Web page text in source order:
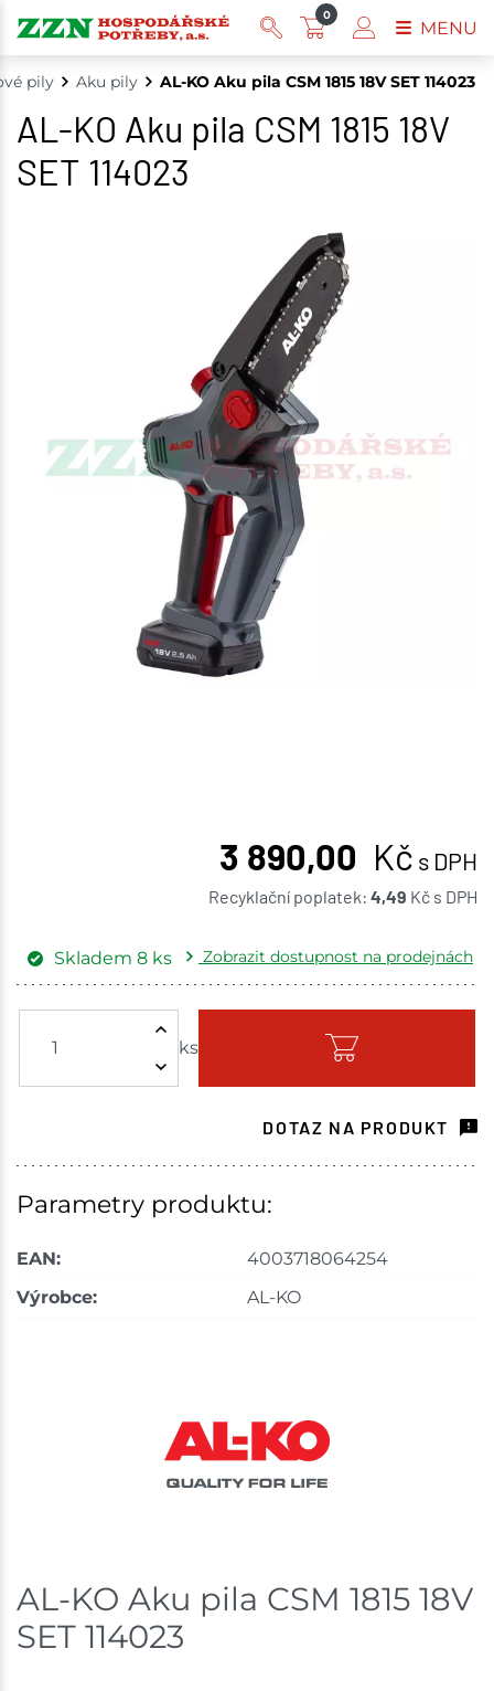
pily Aku pily AL-KO Aku pila CSM 1815 18V SET 114023
AL-KO Aku pila CSM 1815 18V
SET 114023
3 890,00 Kč s DPH
Recyklační poplatek: 4,49 Kč s DPH
ks
Skladem 8 ks
Zobrazit dostupnost na prodejnách
Skladem - ihned k odeslání
Choceň 1 ks
Skuteč
Skladem na prodejně - doručení do 7 dnů
Skladem na prodejně - doručení do 7 dnů
DOTAZ NA PRODUKT
Parametry produktu:
EAN:
4003718064254
Výrobce:
AL-KO
AL-KO Aku pila CSM 1815 18V
SET 114023
0
MENU